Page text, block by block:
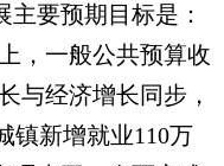
要预期目标是：
，一般公共预算收
与经济增长同步，
镇新增就业110万